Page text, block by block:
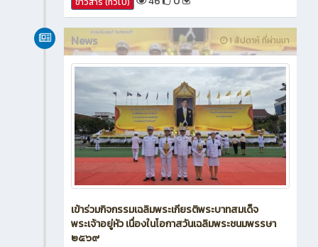
1 สัปดาห์ ที่ผ่านมา
News
เข้าร่วมกิจกรรมเฉลิมพระเกียรติพระบาทสมเด็จ
พระเจ้าอยู่หัว เนื่องในโอกาสวันเฉลิมพระชนมพรรษา
๒๕๖๙